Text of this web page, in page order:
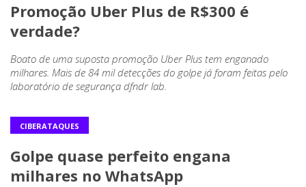
Promoção Uber Plus de R$300 é
verdade?
Boato de uma suposta promoção Uber Plus tem enganado
milhares. Mais de 84 mil detecções do golpe já foram feitas pelo
laboratório de segurança dfndr lab.
CIBERATAQUES
Golpe quase perfeito engana
milhares no WhatsApp